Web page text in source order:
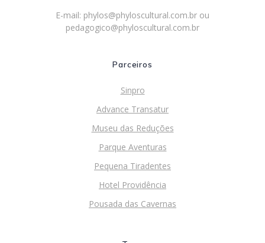
E-mail: phylos@phyloscultural.com.br ou
pedagogico@phyloscultural.com.br
Parceiros
Sinpro
Advance Transatur
Museu das Reduções
Parque Aventuras
Pequena Tiradentes
Hotel Providência
Pousada das Cavernas